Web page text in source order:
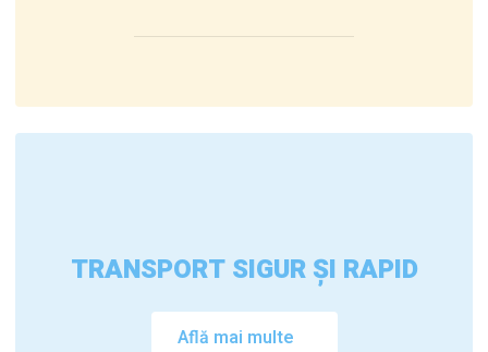
TRANSPORT SIGUR ȘI RAPID
Află mai multe